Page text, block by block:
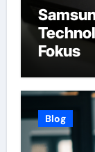
Fokus
Blog